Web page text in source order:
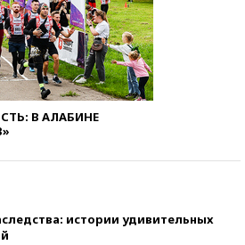
В АЛАБИНЕ
истории удивительных